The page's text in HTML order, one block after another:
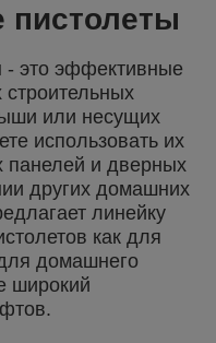
пистолеты
- это эффективные
или несущих
использовать их
панелей и дверных
других домашних
линейку
как для
домашнего
широкий